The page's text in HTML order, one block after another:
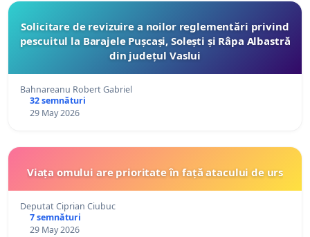
Solicitare de revizuire a noilor reglementări privind
pescuitul la Barajele Pușcași, Solești și Râpa Albastră
din județul Vaslui
Bahnareanu Robert Gabriel
32 semnături
29 May 2026
Viața omului are prioritate în față atacului de urs
Deputat Ciprian Ciubuc
7 semnături
29 May 2026